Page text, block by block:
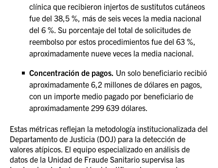
clínica que recibieron injertos de sustitutos cutáneos
fue del 38,5 %, más de seis veces la media nacional
del 6 %. Su porcentaje del total de solicitudes de
reembolso por estos procedimientos fue del 63 %,
aproximadamente nueve veces la media nacional.
Concentración de pagos. Un solo beneficiario recibió
aproximadamente 6,2 millones de dólares en pagos,
con un importe medio pagado por beneficiario de
aproximadamente 299 639 dólares.
Estas métricas reflejan la metodología institucionalizada del
Departamento de Justicia (DOJ) para la detección de
valores atípicos. El equipo especializado en análisis de
datos de la Unidad de Fraude Sanitario supervisa las